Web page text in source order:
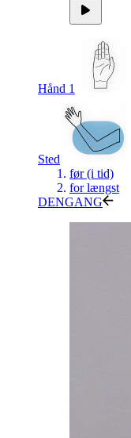
Hånd 1
Sted
før (i tid)
for længst
DENGANG